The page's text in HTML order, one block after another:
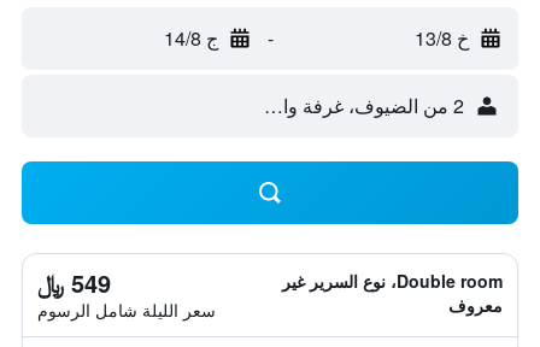
خ 13/8 - ج 14/8
2 من الضيوف، غرفة واحدة
Double room، نوع السرير غير
معروف
549 ﷼
سعر الليلة شامل الرسوم